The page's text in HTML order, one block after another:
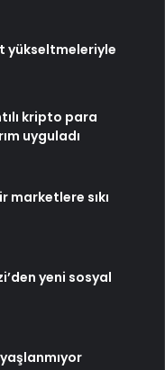
yükseltmeleriyle
kripto para
uyguladı
marketlere sıkı
yeni sosyal